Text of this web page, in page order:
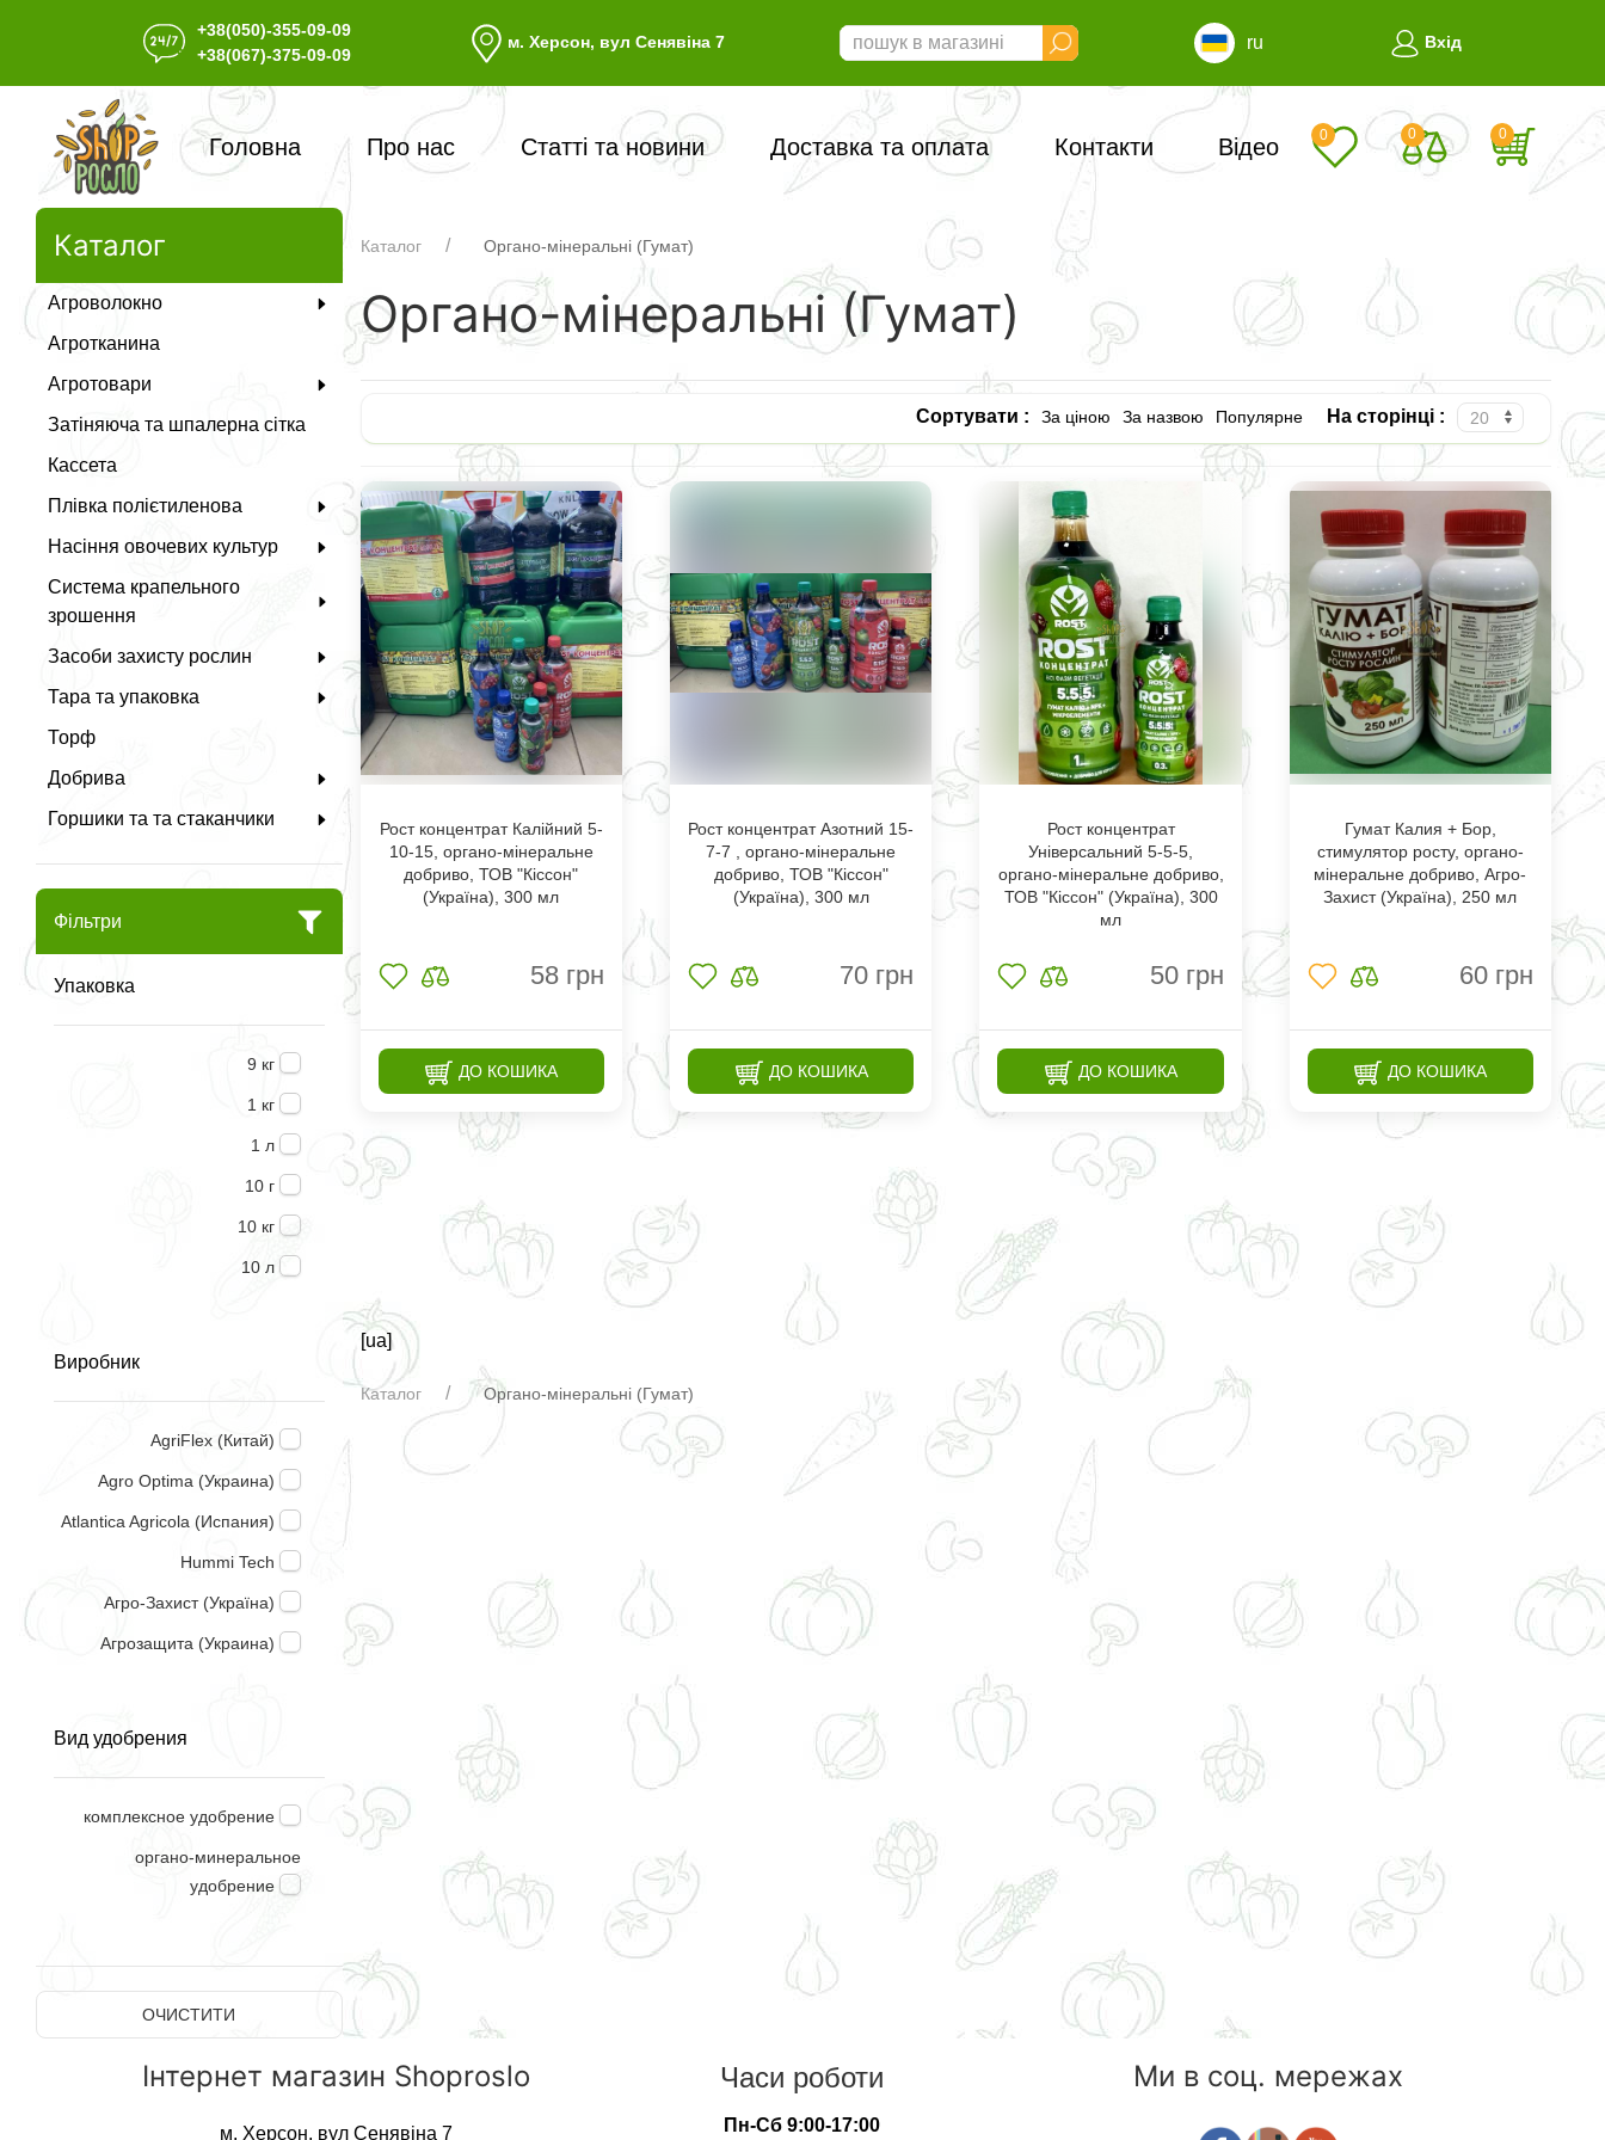
+38(050)-355-09-09
+38(067)-375-09-09
м. Херсон, вул Сенявіна 7 ru Вхід
Головна Про нас Статті та новини Доставка та оплата Контакти Відео 0 0 0
Каталог
Агроволокно
Агротканина
Агротовари
Затіняюча та шпалерна сітка
Кассета
Плівка полієтиленова
Насіння овочевих культур
Система крапельного
зрошення
Засоби захисту рослин
Тара та упаковка
Торф
Добрива
Горшики та та стаканчики
Фільтри
Упаковка
9 кг
1 кг
1 л
10 г
10 кг
10 л
300 мл
4 л
5 кг
5 л
500 мл
Виробник
AgriFlex (Китай)
Agro Optima (Украина)
Atlantica Agricola (Испания)
Hummi Tech
Агро-Захист (Україна)
Агрозащита (Украина)
Вид удобрения
комплексное удобрение
органо-минеральное
удобрение
ОЧИСТИТИ
Каталог Органо-мінеральні (Гумат)
Органо-мінеральні (Гумат)
Сортувати : За ціною За назвою Популярне На сторінці :
Рост концентрат Калійний 5-
10-15, органо-мінеральне
добриво, ТОВ "Кіссон"
(Україна), 300 мл
58 грн
ДО КОШИКА
Рост концентрат Азотний 15-
7-7 , органо-мінеральне
добриво, ТОВ "Кіссон"
(Україна), 300 мл
70 грн
ДО КОШИКА
Рост концентрат
Універсальний 5-5-5,
органо-мінеральне добриво,
ТОВ "Кіссон" (Україна), 300
мл
50 грн
ДО КОШИКА
Гумат Калия + Бор,
стимулятор росту, органо-
мінеральне добриво, Агро-
Захист (Україна), 250 мл
60 грн
ДО КОШИКА
[ua]
Каталог Органо-мінеральні (Гумат)
Інтернет магазин Shoproslo
м. Херсон, вул Сенявіна 7
Часи роботи
Пн-Сб 9:00-17:00
Ми в соц. мережах